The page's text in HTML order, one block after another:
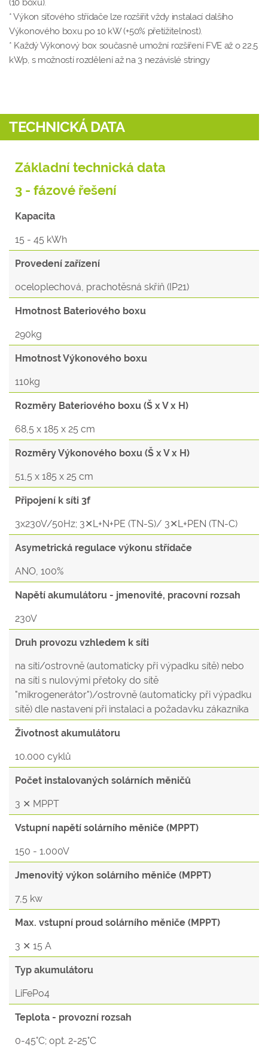
(10 boxů).
* Výkon síťového střídače lze rozšířit vždy instalací dalšího
Výkonového boxu po 10 kW (+50% přetížitelnost).
* Každý Výkonový box současně umožní rozšíření FVE až o 22,5
kWp, s možností rozdělení až na 3 nezávislé stringy
TECHNICKÁ DATA
Základní technická data
3 - fázové řešení
Kapacita
15 - 45 kWh
Provedení zařízení
oceloplechová, prachotěsná skříň (IP21)
Hmotnost Bateriového boxu
290kg
Hmotnost Výkonového boxu
110kg
Rozměry Bateriového boxu (Š x V x H)
68,5 x 185 x 25 cm
Rozměry Výkonového boxu (Š x V x H)
51,5 x 185 x 25 cm
Připojení k síti 3f
3x230V/50Hz; 3✕L+N+PE (TN-S)/ 3✕L+PEN (TN-C)
Asymetrická regulace výkonu střídače
ANO, 100%
Napětí akumulátoru - jmenovité, pracovní rozsah
230V
Druh provozu vzhledem k síti
na síti/ostrovně (automaticky při výpadku sítě) nebo
na síti s nulovými přetoky do sítě
"mikrogenerátor")/ostrovně (automaticky při výpadku
sítě) dle nastavení při instalaci a požadavku zákazníka
Životnost akumulátoru
10.000 cyklů
Počet instalovaných solárních měničů
3 ✕ MPPT
Vstupní napětí solárního měniče (MPPT)
150 - 1.000V
Jmenovitý výkon solárního měniče (MPPT)
7,5 kw
Max. vstupní proud solárního měniče (MPPT)
3 ✕ 15 A
Typ akumulátoru
LiFePo4
Teplota - provozní rozsah
0-45°C; opt. 2-25°C